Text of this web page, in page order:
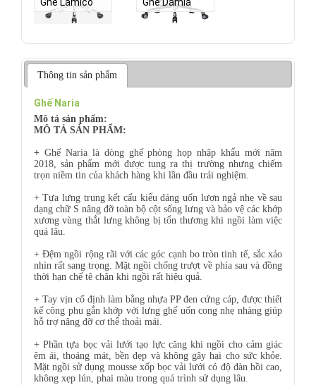
Thông tin sản phẩm
Ghế Naria
Mô tả sản phẩm:
MÔ TẢ SẢN PHẨM:
+ Ghế Naria là dòng ghế phòng họp nhập khẩu mới năm
2018, sản phẩm mới được tung ra thị trường nhưng chiếm
trọn niềm tin của khách hàng khi lần đầu trải nghiệm.
+ Tựa lưng trung kết cấu kiểu dáng uốn lượn ngả nhẹ về sau
dạng chữ S nâng đỡ toàn bộ cột sống lưng và bảo vệ các khớp
xương vùng thắt lưng không bị tổn thương khi ngồi làm việc
quá lâu.
+ Đệm ngồi rộng rãi với các góc cạnh bo tròn tinh tế, sắc xảo
nhìn rất sang trọng. Mặt ngồi chống trượt về phía sau và đồng
thời hạn chế tê chân khi ngồi rất hiệu quả.
+ Tay vịn cố định làm bằng nhựa PP đen cứng cáp, được thiết
kế công phu gắn khớp với lưng ghế uốn cong nhẹ nhàng giúp
hỗ trợ nâng đỡ cơ thể thoải mái.
+ Phần tựa bọc vải lưới tạo lực căng khi ngồi cho cảm giác
êm ái, thoáng mát, bền đẹp và không gây hại cho sức khỏe.
Mặt ngồi sử dụng mousse xốp bọc vải lưới có độ đàn hồi cao,
không xẹp lún, phai màu trong quá trình sử dụng lâu.